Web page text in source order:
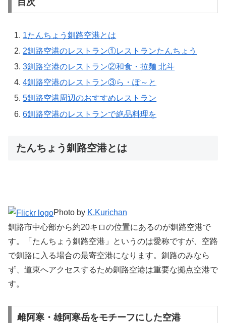
1たんちょう釧路空港とは
2釧路空港のレストラン①レストランたんちょう
3釧路空港のレストラン②和食・拉麺 北斗
4釧路空港のレストラン③ら・ぽ～と
5釧路空港周辺のおすすめレストラン
6釧路空港のレストランで絶品料理を
たんちょう釧路空港とは
Photo by K.Kurichan
釧路市中心部から約20キロの位置にあるのが釧路空港で
す。「たんちょう釧路空港」というのは愛称ですが、空路
で釧路に入る場合の最寄空港になります。釧路のみなら
ず、道東へアクセスするため釧路空港は重要な拠点空港で
す。
雌阿寒・雄阿寒岳をモチーフにした空港